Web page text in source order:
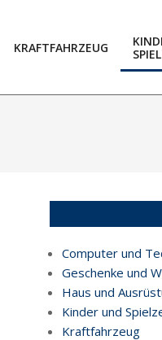
KRAFTFAHRZEUG
Computer und
Geschenke und
Haus und
Kinder und
Kraftfahrzeug